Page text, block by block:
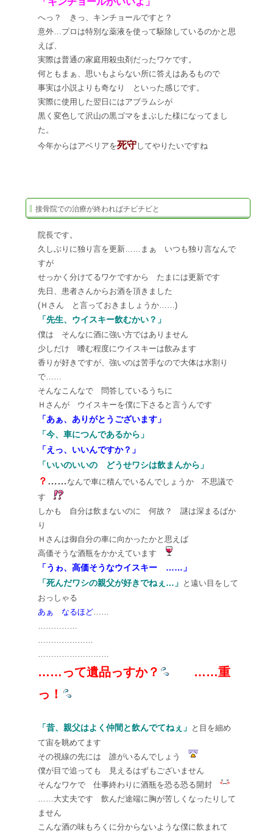
へっ？ きっ、キンチョールですと？
意外…プロは特別な薬液を使って駆除しているのかと思
えば、
実際は普通の家庭用殺虫剤だったワケです。
何ともまぁ、思いもよらない所に答えはあるもので
事実は小説よりも奇なり といった感じです。
実際に使用した翌日にはアブラムシが
黒く変色して沢山の黒ゴマをまぶした様になってまし
た。
今年からはアベリアを死守してやりたいですね
接骨院での治療が終わればチビチビと
院長です。
久しぶりに独り言を更新……まぁ いつも独り言なんで
すが
せっかく分けてるワケですから たまには更新です
先日、患者さんからお酒を頂きました
(Ｈさん と言っておきましょうか……)
「先生、ウイスキー飲むかい？」
僕は そんなに酒に強い方ではありません
少しだけ 嗜む程度にウイスキーは飲みます
香りが好きですが、強いのは苦手なので大体は水割り
で……
そんなこんなで 問答しているうちに
Ｈさんが ウイスキーを僕に下さると言うんです
「あぁ、ありがとうございます」
「今、車につんであるから」
「えっ、いいんですか？」
「いいのいいの どうせワシは飲まんから」
？ ……なんで車に積んでいるんでしょうか 不思議で
す
しかも 自分は飲まないのに 何故？ 謎は深まるばか
り
Ｈさんは御自分の車に向かったかと思えば
高価そうな酒瓶をかかえています
「うゎ、高価そうなウイスキー ……」
「死んだワシの親父が好きでねぇ…」 と遠い目をして
おっしゃる
あぁ なるほど……
……………
…………………
………………………
……って遺品っすか？
……重
っ！
「昔、親父はよく仲間と飲んでてねぇ」 と目を細め
て宙を眺めてます
その視線の先には 誰がいるんでしょう
僕が目で追っても 見えるはずもございません
そんなワケで 仕事終わりに酒瓶を恐る恐る開封
……大丈夫です 飲んだ途端に胸が苦しくなったりして
ません
こんな酒の味もろくに分からないような僕に飲まれて